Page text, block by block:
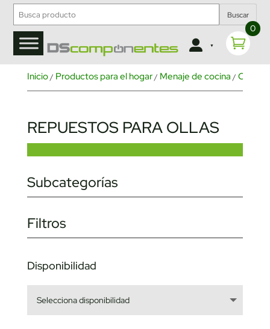
Buscar
0
Inicio/ Productos para el hogar/ Menaje de cocina / Ollas y
REPUESTOS PARA OLLAS
Subcategorías
Filtros
Disponibilidad